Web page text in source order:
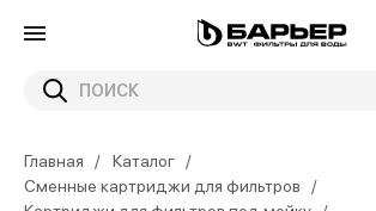
Главная
Каталог
Сменные картриджи для фильтров